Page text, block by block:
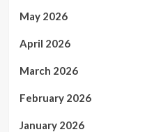
May 2026
April 2026
March 2026
February 2026
January 2026